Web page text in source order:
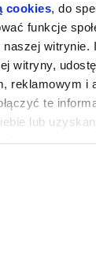
cookies , do
funkcje
witrynie.
witryny,
reklamowym i
te
lub
się u
Dwadzieścia
Meryl
ponownie
w świecie mody